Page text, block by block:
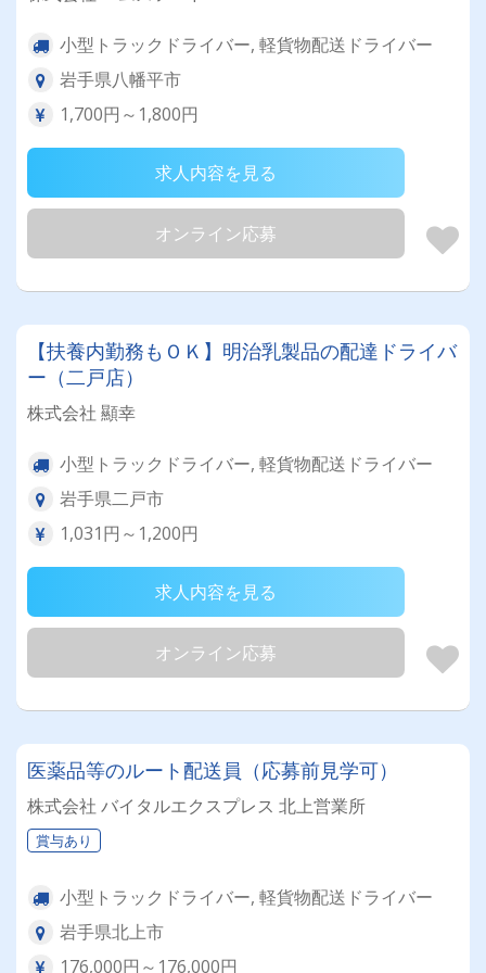
小型トラックドライバー, 軽貨物配送ドライバー
岩手県八幡平市
1,700円～1,800円
求人内容を見る
オンライン応募
【扶養内勤務もＯＫ】明治乳製品の配達ドライバ
ー（二戸店）
株式会社 顯幸
小型トラックドライバー, 軽貨物配送ドライバー
岩手県二戸市
1,031円～1,200円
求人内容を見る
オンライン応募
医薬品等のルート配送員（応募前見学可）
株式会社 バイタルエクスプレス 北上営業所
賞与あり
小型トラックドライバー, 軽貨物配送ドライバー
岩手県北上市
176,000円～176,000円